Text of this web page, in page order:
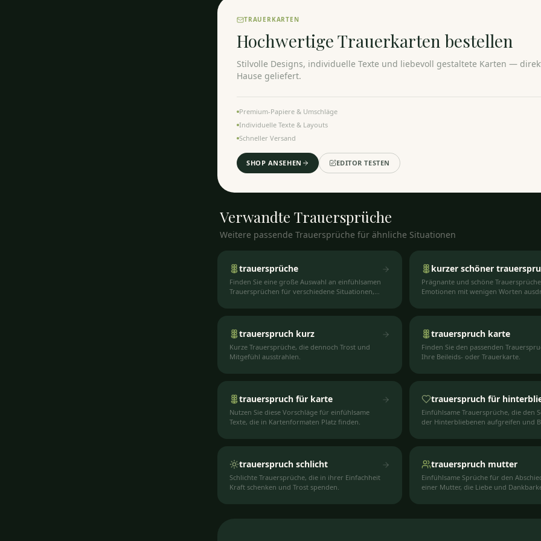
TRAUERKARTEN
Hochwertige Trauerkarten bestellen
Stilvolle Designs, individuelle Texte und liebevoll gestaltete Karten —
Hause geliefert.
Premium-Papiere & Umschläge
Individuelle Texte & Layouts
Schneller Versand
SHOP ANSEHEN EDITOR TESTEN
Verwandte Trauersprüche
Weitere passende Trauersprüche für ähnliche Situationen
trauersprüche
Finden Sie eine große Auswahl an einfühlsamen
Trauersprüchen für verschiedene Situationen,
kurzer schöner
Prägnante und schöne
Emotionen mit wenigen Worten
trauerspruch kurz
Kurze Trauersprüche, die dennoch Trost und
Mitgefühl ausstrahlen.
trauerspruch karte
Finden Sie den passenden
Ihre Beileids- oder Trauerkarte.
trauerspruch für karte
Nutzen Sie diese Vorschläge für einfühlsame
Texte, die in Kartenformaten Platz finden.
trauerspruch für
Einfühlsame Trauersprüche, die den
der Hinterbliebenen aufgreifen und
trauerspruch schlicht
Schlichte Trauersprüche, die in ihrer Einfachheit
Kraft schenken und Trost spenden.
trauerspruch mutter
Einfühlsame Sprüche für den
einer Mutter, die Liebe und